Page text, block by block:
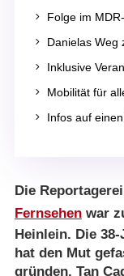
5 Folge im
5 Danielas Weg
5 Inklusive
5 Mobilität für
5 Infos auf
Die
Fernsehenwar
Heinlein. Die
hat den Mut
gründen. Tan